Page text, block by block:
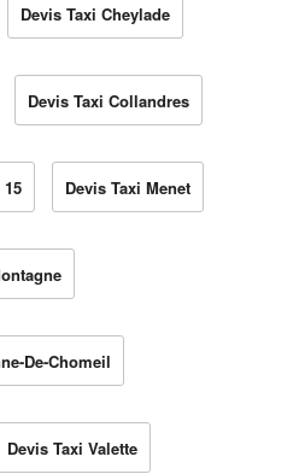
Devis Taxi Cheylade
Devis Taxi Collandres
Devis Taxi Menet
De-Chomeil
Devis Taxi Valette